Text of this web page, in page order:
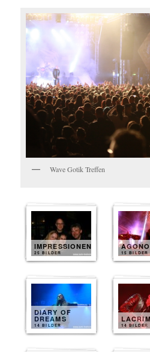
Wave Gotik Treffen
IMPRESSIONEN
25 BILDER 15 BILDER
DIARY OF
DREAMS
14 BILDER 14 BILDER